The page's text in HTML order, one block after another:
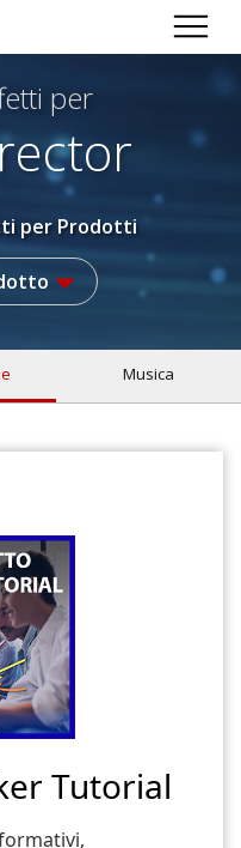
per
per Prodotti
Musica
Tutorial